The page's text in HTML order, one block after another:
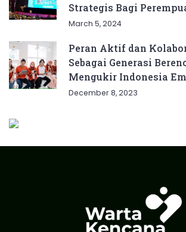
Strategis Bagi
March 5, 2024
Peran Aktif dan
Sebagai Generasi
Mengukir Indonesia
December 8, 2023